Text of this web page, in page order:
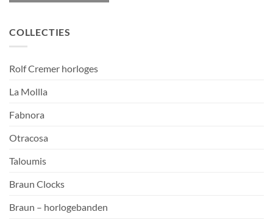
COLLECTIES
Rolf Cremer horloges
La Mollla
Fabnora
Otracosa
Taloumis
Braun Clocks
Braun – horlogebanden